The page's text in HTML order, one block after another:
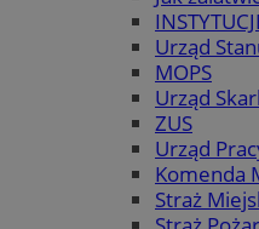
Urząd
MOPS
Urząd
ZUS
Urząd
Komenda
Straż